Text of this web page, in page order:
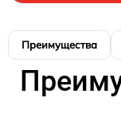
Преимущества